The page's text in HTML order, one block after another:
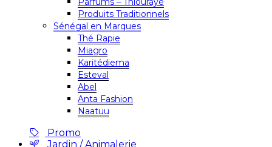
Produits Traditionnels
Sénégal en Marques
Thé Rapie
Miagro
Karitédiema
Esteval
Abel
Anta Fashion
Naatuu
Promo
Jardin / Animalerie